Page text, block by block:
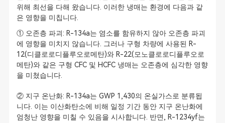
위해 최선을 다해 왔습니다. 이러한 냉매는 환경에 다음과 같
은 영향을 미칩니다.
① 오존층 파괴: R-134a는 염소를 함유하지 않아 오존층 파괴
에 영향을 미치지 않습니다. 그러나 구형 차량에 사용된 R-
12(디클로로디플루오로메탄)와 R-22(모노클로로디플루오로
메탄)와 같은 구형 CFC 및 HCFC 냉매는 오존층에 심각한 영향
을 미쳤습니다.
② 지구 온난화: R-134a는 GWP 1,430의 온실가스로 분류됩
니다. 이는 이산화탄소에 비해 일정 기간 동안 지구 온난화에
엄청난 영향을 미칠 수 있음을 시사합니다. 반면, R-1234yf는